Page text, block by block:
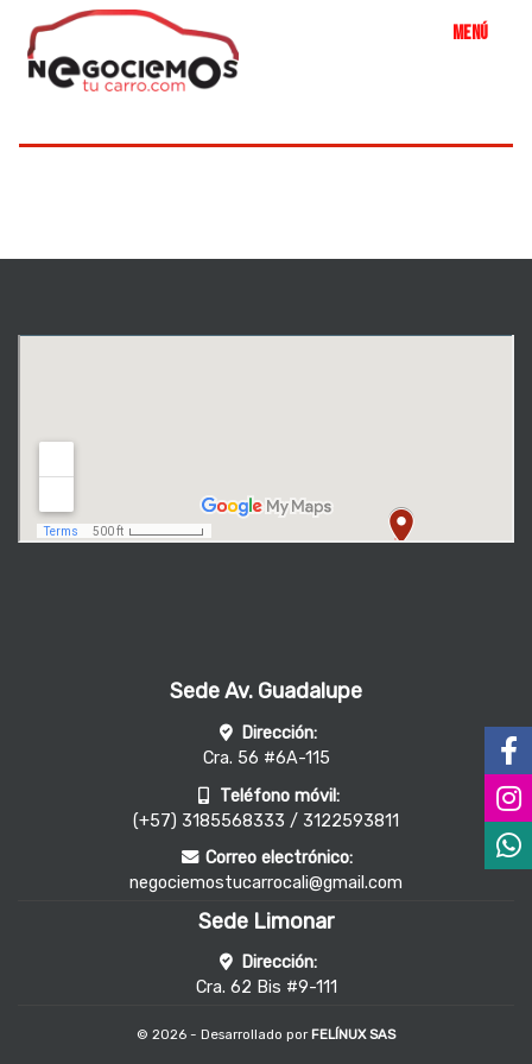
Sede Av. Guadalupe
Dirección:
Cra. 56 #6A-115
Teléfono móvil:
(+57) 3185568333 / 3122593811
Correo electrónico:
negociemostucarrocali@gmail.com
Sede Limonar
Dirección:
Cra. 62 Bis #9-111
© 2026 - Desarrollado porFELÍNUX SAS